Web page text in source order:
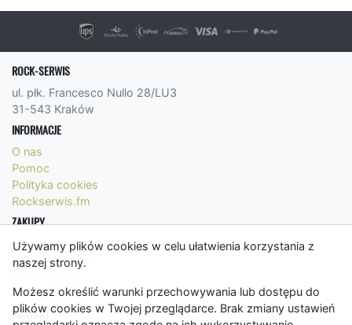
Używamy plików cookies w celu ułatwienia korzystania z
naszej strony.
Możesz określić warunki przechowywania lub dostępu do
plików cookies w Twojej przeglądarce. Brak zmiany ustawień
ROCK-SERWIS
ul. płk. Francesco Nullo 28/LU3
31-543 Kraków
INFORMACJE
O nas
Pomoc
Polityka cookies
Rockserwis.fm
ZAKUPY
Formy płatności
Koszty wysyłki
Regulamin
KONTAKT